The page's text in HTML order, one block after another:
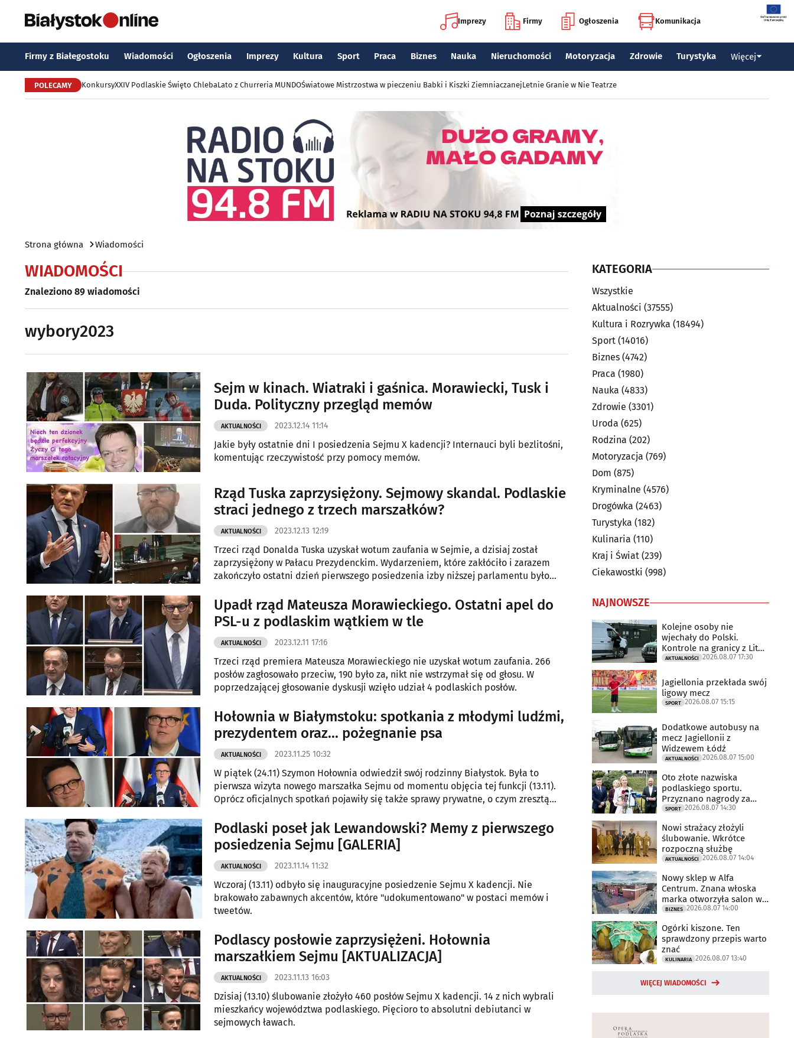
Imprezy Firmy Ogłoszenia Komunikacja
Firmy z Białegostoku Wiadomości Ogłoszenia Imprezy Kultura Sport Praca Biznes Nauka Nieruchomości Motoryzacja Zdrowie Turystyka Więcej
POLECAMY KonkursyXXIV Podlaskie Święto ChlebaLato z Churreria MUNDOŚwiatowe Mistrzostwa w pieczeniu Babki i Kiszki ZiemniaczanejLetnie Granie w Nie Teatrze
Strona główna Wiadomości
WIADOMOŚCI
Znaleziono 89 wiadomości
wybory2023
Sejm w kinach. Wiatraki i gaśnica. Morawiecki, Tusk i
Duda. Polityczny przegląd memów
AKTUALNOŚCI 2023.12.14 11:14
Jakie były ostatnie dni I posiedzenia Sejmu X kadencji? Internauci byli bezlitośni,
komentując rzeczywistość przy pomocy memów.
Rząd Tuska zaprzysiężony. Sejmowy skandal. Podlaskie
straci jednego z trzech marszałków?
AKTUALNOŚCI 2023.12.13 12:19
Trzeci rząd Donalda Tuska uzyskał wotum zaufania w Sejmie, a dzisiaj został
zaprzysiężony w Pałacu Prezydenckim. Wydarzeniem, które zakłóciło i zarazem
zakończyło ostatni dzień pierwszego posiedzenia izby niższej parlamentu było
funkcję wicemarszałka Sejmu może stracić podlaski poseł tej formacji - Krzysztof
Bosak.
Upadł rząd Mateusza Morawieckiego. Ostatni apel do
PSL-u z podlaskim wątkiem w tle
AKTUALNOŚCI 2023.12.11 17:16
Trzeci rząd premiera Mateusza Morawieckiego nie uzyskał wotum zaufania. 266
posłów zagłosowało przeciw, 190 było za, nikt nie wstrzymał się od głosu. W
poprzedzającej głosowanie dyskusji wzięło udział 4 podlaskich posłów.
Hołownia w Białymstoku: spotkania z młodymi ludźmi,
prezydentem oraz... pożegnanie psa
AKTUALNOŚCI 2023.11.25 10:32
W piątek (24.11) Szymon Hołownia odwiedził swój rodzinny Białystok. Była to
pierwsza wizyta nowego marszałka Sejmu od momentu objęcia tej funkcji (13.11).
Oprócz oficjalnych spotkań pojawiły się także sprawy prywatne, o czym zresztą
Podlaski poseł jak Lewandowski? Memy z pierwszego
posiedzenia Sejmu [GALERIA]
AKTUALNOŚCI 2023.11.14 11:32
Wczoraj (13.11) odbyło się inauguracyjne posiedzenie Sejmu X kadencji. Nie
brakowało zabawnych akcentów, które "udokumentowano" w postaci memów i
tweetów.
Podlascy posłowie zaprzysiężeni. Hołownia
marszałkiem Sejmu [AKTUALIZACJA]
AKTUALNOŚCI 2023.11.13 16:03
Dzisiaj (13.10) ślubowanie złożyło 460 posłów Sejmu X kadencji. 14 z nich wybrali
mieszkańcy województwa podlaskiego. Pięcioro to absolutni debiutanci w
sejmowych ławach.
KATEGORIA
Wszystkie
Aktualności (37555)
Kultura i Rozrywka (18494)
Sport (14016)
Biznes (4742)
Praca (1980)
Nauka (4833)
Zdrowie (3301)
Uroda (625)
Rodzina (202)
Motoryzacja (769)
Dom (875)
Kryminalne (4576)
Drogówka (2463)
Turystyka (182)
Kulinaria (110)
Kraj i Świat (239)
Ciekawostki (998)
NAJNOWSZE
Kolejne osoby nie
wjechały do Polski.
Kontrole na granicy z Litwą
trwają
AKTUALNOŚCI 2026.08.07 17:30
Jagiellonia przekłada swój
ligowy mecz
SPORT 2026.08.07 15:15
Dodatkowe autobusy na
mecz Jagiellonii z
Widzewem Łódź
AKTUALNOŚCI 2026.08.07 15:00
Oto złote nazwiska
podlaskiego sportu.
Przyznano nagrody za
2025 rok
SPORT 2026.08.07 14:30
Nowi strażacy złożyli
ślubowanie. Wkrótce
rozpoczną służbę
AKTUALNOŚCI 2026.08.07 14:04
Nowy sklep w Alfa
Centrum. Znana włoska
marka otworzyła salon w
Białymstoku
BIZNES 2026.08.07 14:00
Ogórki kiszone. Ten
sprawdzony przepis warto
znać
KULINARIA 2026.08.07 13:40
WIĘCEJ WIADOMOŚCI